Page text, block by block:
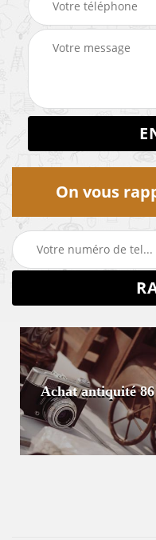
On vous
Achat antiquité 86